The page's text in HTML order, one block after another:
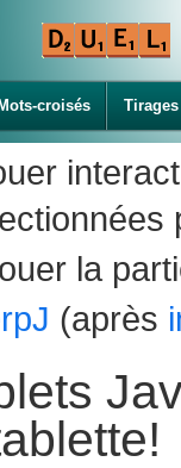
Mots-croisés Tirages
la
(après